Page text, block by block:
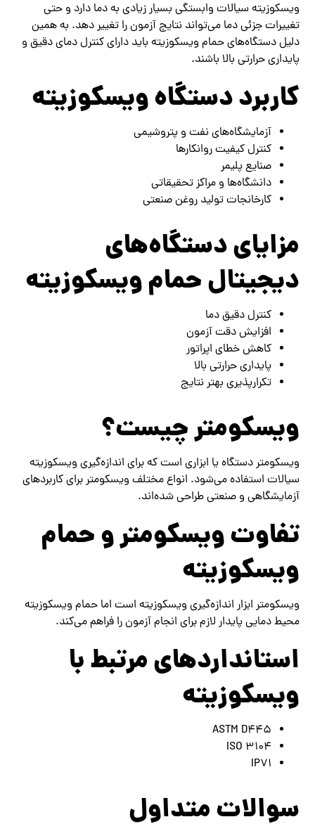
ویسکوزیته سیالات وابستگی بسیار زیادی به دما دارد و حتی
تغییرات جزئی دما می‌تواند نتایج آزمون را تغییر دهد. به همین
دلیل دستگاه‌های حمام ویسکوزیته باید دارای کنترل دمای دقیق و
پایداری حرارتی بالا باشند.
کاربرد دستگاه ویسکوزیته
آزمایشگاه‌های نفت و پتروشیمی
کنترل کیفیت روانکارها
صنایع پلیمر
دانشگاه‌ها و مراکز تحقیقاتی
کارخانجات تولید روغن صنعتی
مزایای دستگاه‌های
دیجیتال حمام ویسکوزیته
کنترل دقیق دما
افزایش دقت آزمون
کاهش خطای اپراتور
پایداری حرارتی بالا
تکرارپذیری بهتر نتایج
ویسکومتر چیست؟
ویسکومتر دستگاه یا ابزاری است که برای اندازه‌گیری ویسکوزیته
سیالات استفاده می‌شود. انواع مختلف ویسکومتر برای کاربردهای
آزمایشگاهی و صنعتی طراحی شده‌اند.
تفاوت ویسکومتر و حمام
ویسکوزیته
ویسکومتر ابزار اندازه‌گیری ویسکوزیته است اما حمام ویسکوزیته
محیط دمایی پایدار لازم برای انجام آزمون را فراهم می‌کند.
استانداردهای مرتبط با
ویسکوزیته
ASTM D445
ISO 3104
IP71
سوالات متداول